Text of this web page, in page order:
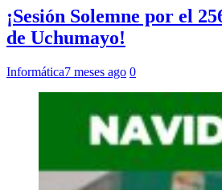
¡Sesión Solemne por el
de Uchumayo!
Informática7 meses ago 0